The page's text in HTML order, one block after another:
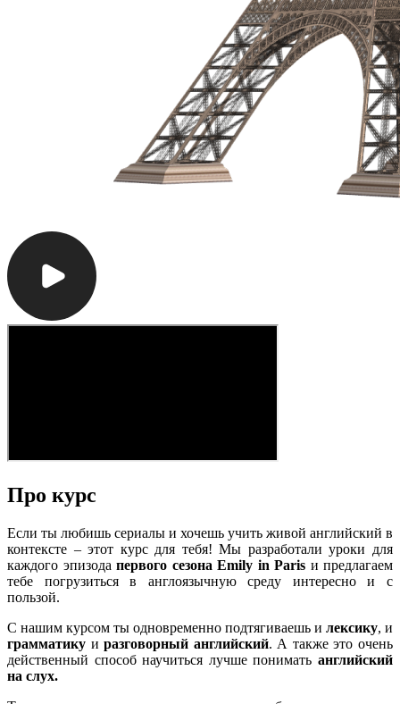
Про курс
Если ты любишь сериалы и хочешь учить живой английский в
контексте – этот курс для тебя! Мы разработали уроки для
каждого эпизода первого сезона Emily in Paris и предлагаем
тебе погрузиться в англоязычную среду интересно и с
пользой.
С нашим курсом ты одновременно подтягиваешь и лексику, и
грамматику иразговорный английский. А также это очень
действенный способ научиться лучше понимать английский
на слух.